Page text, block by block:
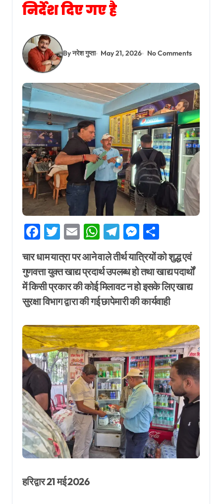
निर्देश दिए गए है
By नरेश गुप्ता May 21, 2026 No Comments
Facebook
Twitter
EmailWhatsApp
Telegram
Messenger
चार धाम यात्रा पर आने वाले तीर्थ यात्रियों को शुद्ध एवं
गुणवत्ता युक्त खाद्य प्रदार्थ उपलब्ध हो तथा खाद्य पदार्थों
में किसी प्रकार की कोई मिलावट न हो इसके लिए खाद्य
सुरक्षा विभाग द्वारा की गई छापेमारी की कार्यवाही
हरिद्वार 21 मई 2026